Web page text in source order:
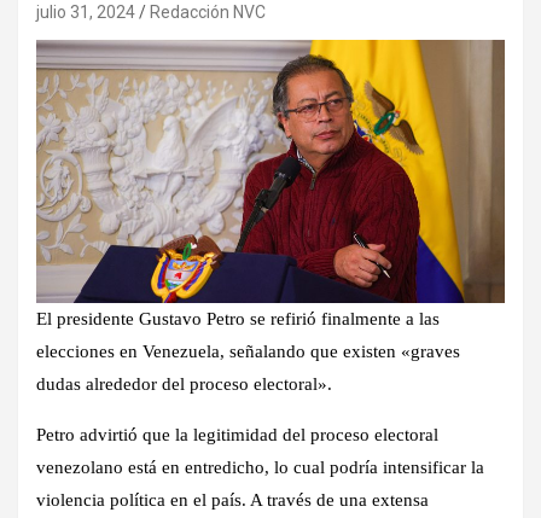
julio 31, 2024 Redacción NVC
El presidente Gustavo Petro se refirió finalmente a las
elecciones en Venezuela, señalando que existen «graves
dudas alrededor del proceso electoral».
Petro advirtió que la legitimidad del proceso electoral
venezolano está en entredicho, lo cual podría intensificar la
violencia política en el país. A través de una extensa